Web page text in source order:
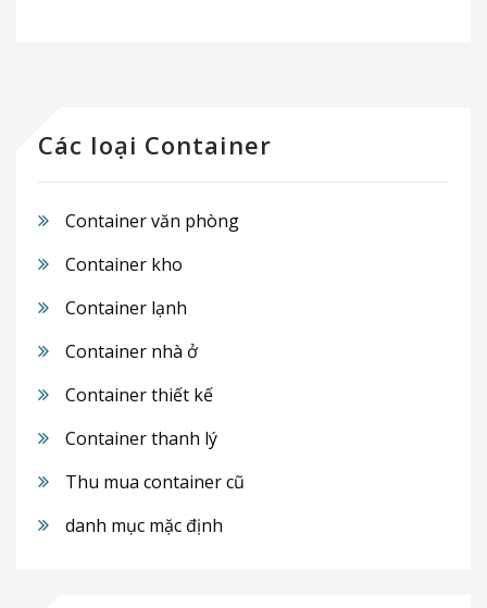
Các loại Container
Container văn phòng
Container kho
Container lạnh
Container nhà ở
Container thiết kế
Container thanh lý
Thu mua container cũ
danh mục mặc định